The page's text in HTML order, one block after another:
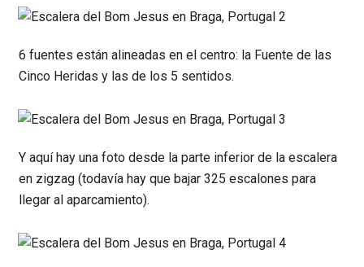
6 fuentes están alineadas en el centro: la Fuente de las
Cinco Heridas y las de los 5 sentidos.
Y aquí hay una foto desde la parte inferior de la escalera
en zigzag (todavía hay que bajar 325 escalones para
llegar al aparcamiento).